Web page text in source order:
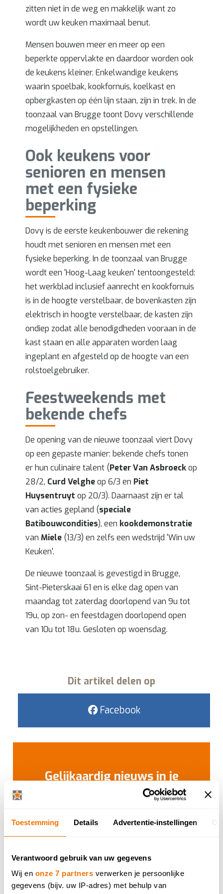
Toestemming Details Advertentie-instellingen
Verantwoord gebruik van uw gegevens
Wij en onze 7 partners verwerken je persoonlijke
gegevens (bijv. uw IP-adres) met behulp van
zitten niet in de weg en makkelijk want zo
wordt uw keuken maximaal benut.
Mensen bouwen meer en meer op een
beperkte oppervlakte en daardoor worden ook
de keukens kleiner. Enkelwandige keukens
waarin spoelbak, kookfornuis, koelkast en
opbergkasten op één lijn staan, zijn in trek. In de
toonzaal van Brugge toont Dovy verschillende
mogelijkheden en opstellingen.
Ook keukens voor
senioren en mensen
met een fysieke
beperking
Dovy is de eerste keukenbouwer die rekening
houdt met senioren en mensen met een
fysieke beperking. In de toonzaal van Brugge
wordt een 'Hoog-Laag keuken' tentoongesteld:
het werkblad inclusief aanrecht en kookfornuis
is in de hoogte verstelbaar, de bovenkasten zijn
elektrisch in hoogte verstelbaar, de kasten zijn
ondiep zodat alle benodigdheden vooraan in de
kast staan en alle apparaten worden laag
ingeplant en afgesteld op de hoogte van een
rolstoelgebruiker.
Feestweekends met
bekende chefs
De opening van de nieuwe toonzaal viert Dovy
op een gepaste manier: bekende chefs tonen
er hun culinaire talent (Peter Van Asbroeckop
28/2, Curd Velgheop 6/3 en Piet
Huysentruyt op 20/3). Daarnaast zijn er tal
van acties gepland (speciale
Batibouwcondities), een kookdemonstratie
vanMiele (13/3) en zelfs een wedstrijd 'Win uw
Keuken'.
De nieuwe toonzaal is gevestigd in Brugge,
Sint-Pieterskaai 61 en is elke dag open van
maandag tot zaterdag doorlopend van 9u tot
19u, op zon- en feestdagen doorlopend open
van 10u tot 18u. Gesloten op woensdag.
Dit artikel delen op
Facebook
Gelijkaardig nieuws in je
evenementen. Schrijf je nu in voor onze
SCHRIJF JE NU IN
Jouw gegevens zijn veilig bij ons, en je kan ten allen tijde